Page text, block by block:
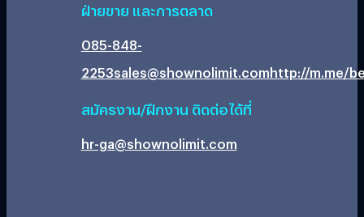
ฝ่ายขาย และการตลาด
085-848-
2253sales@shownolimit.comhttp://m.me/
สมัครงาน/ฝึกงาน ติดต่อได้ที่
hr-ga@shownolimit.com